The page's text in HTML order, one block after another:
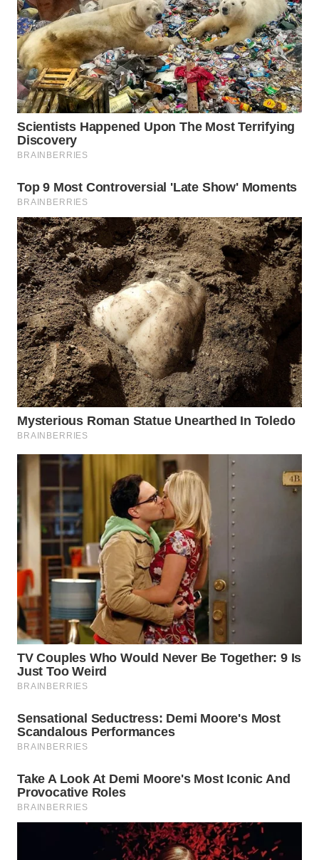
WN
TANJUNG
LESUNG
WN
KARO
WN
SIMALUNGUN
WN
LABUHANBATU
WN
TAPANULI
TENGAH
WN DELI
SERDANG
WN
TEBING
TINGGI
WN
KARAWANG
WN
WN
BOGOR
WN
DEPOK
WN
UTARA
SAMOSIR
WN